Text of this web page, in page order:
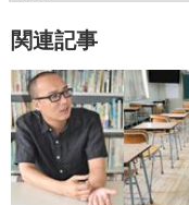
関連記事